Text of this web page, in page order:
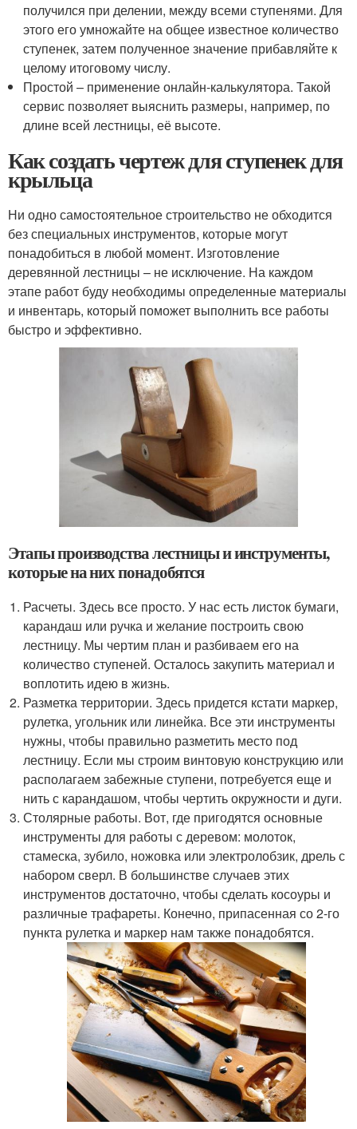
получился при делении, между всеми ступенями. Для
этого его умножайте на общее известное количество
ступенек, затем полученное значение прибавляйте к
целому итоговому числу.
Простой – применение онлайн-калькулятора. Такой
сервис позволяет выяснить размеры, например, по
длине всей лестницы, её высоте.
Как создать чертеж для ступенек для
крыльца
Ни одно самостоятельное строительство не обходится
без специальных инструментов, которые могут
понадобиться в любой момент. Изготовление
деревянной лестницы – не исключение. На каждом
этапе работ буду необходимы определенные материалы
и инвентарь, который поможет выполнить все работы
быстро и эффективно.
Этапы производства лестницы и инструменты,
которые на них понадобятся
Расчеты. Здесь все просто. У нас есть листок бумаги,
карандаш или ручка и желание построить свою
лестницу. Мы чертим план и разбиваем его на
количество ступеней. Осталось закупить материал и
воплотить идею в жизнь.
Разметка территории. Здесь придется кстати маркер,
рулетка, угольник или линейка. Все эти инструменты
нужны, чтобы правильно разметить место под
лестницу. Если мы строим винтовую конструкцию или
располагаем забежные ступени, потребуется еще и
нить с карандашом, чтобы чертить окружности и дуги.
Столярные работы. Вот, где пригодятся основные
инструменты для работы с деревом: молоток,
стамеска, зубило, ножовка или электролобзик, дрель с
набором сверл. В большинстве случаев этих
инструментов достаточно, чтобы сделать косоуры и
различные трафареты. Конечно, припасенная со 2-го
пункта рулетка и маркер нам также понадобятся.